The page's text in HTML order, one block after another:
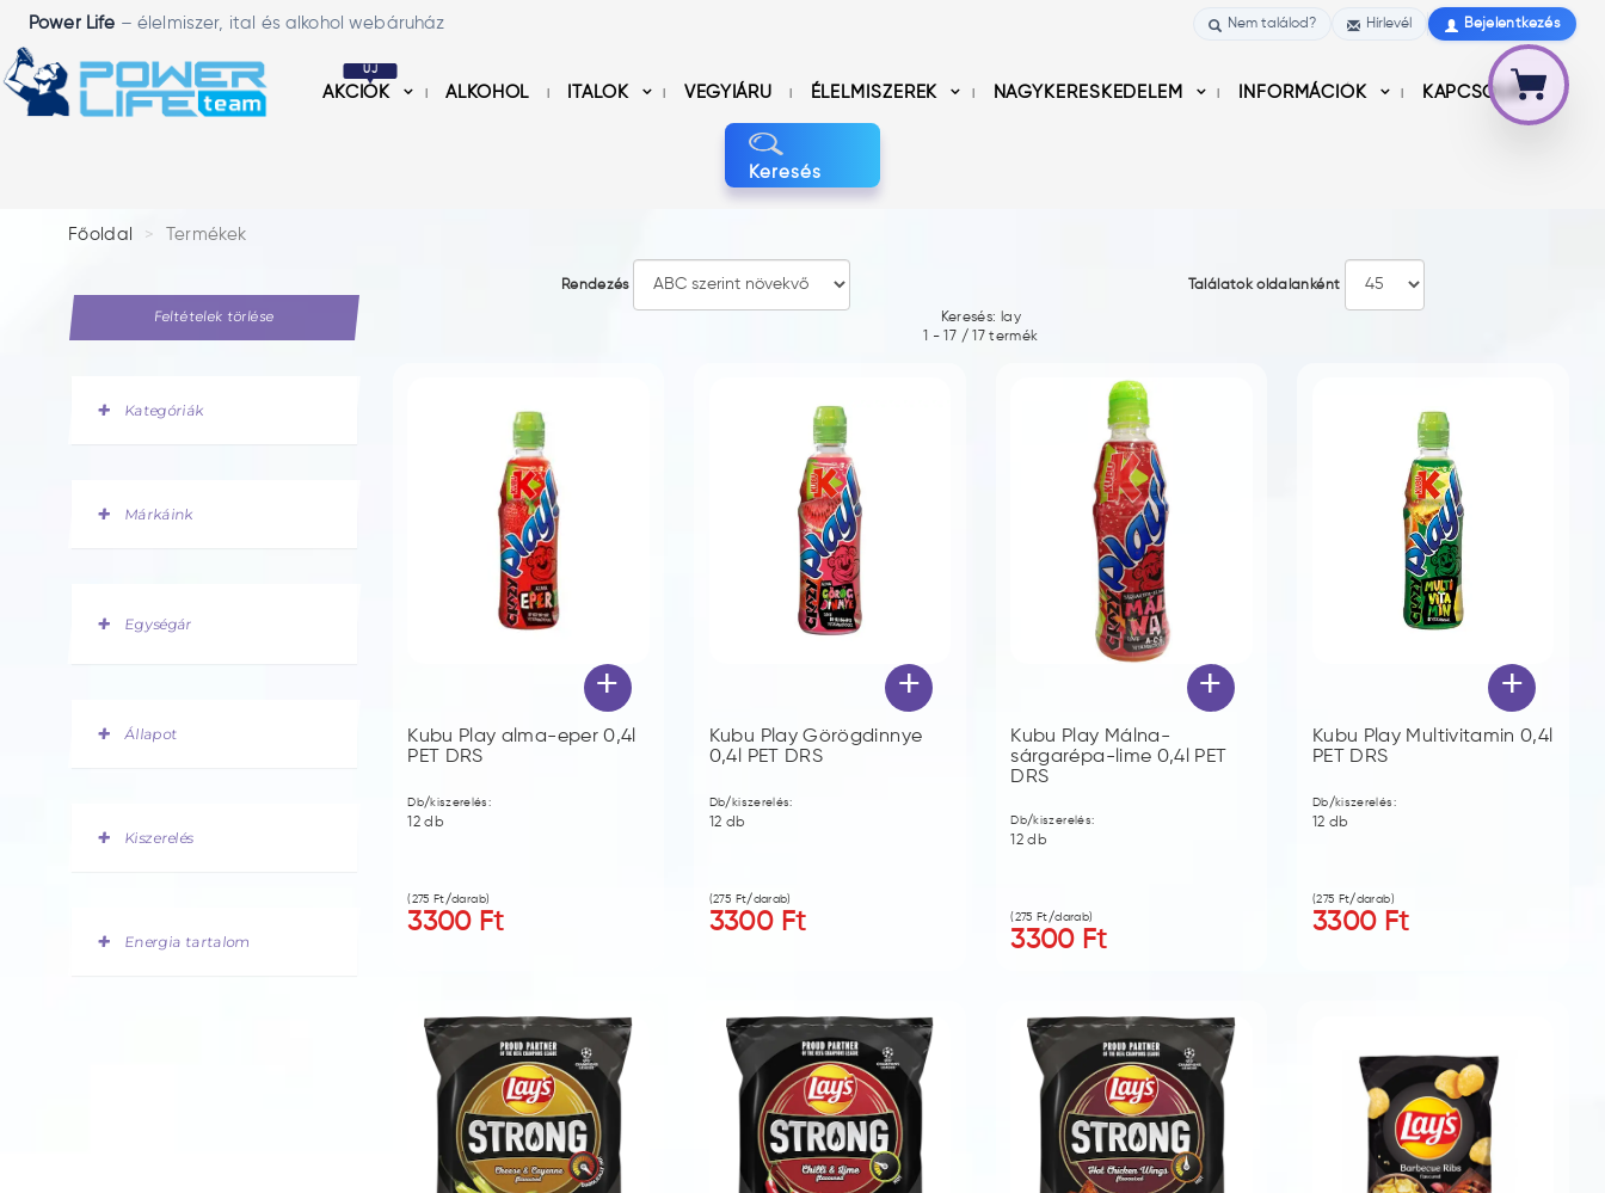
Power Life – élelmiszer, ital és alkohol webáruház Nem találod? Hírlevél Bejelentkezés
ÚJ
AKCIÓK ALKOHOL ITALOK VEGYIÁRU ÉLELMISZEREK NAGYKERESKEDELEM INFORMÁCIÓK KAPCSOLAT
Keresés
Főoldal Termékek
Feltételek törlése
Kategóriák
Márkáink
Egységár
Állapot
Kiszerelés
Energia tartalom
Rendezés Találatok oldalanként
Keresés: lay
1 -17 /17 termék
+
Kubu Play alma-eper 0,4l
PET DRS
Db/kiszerelés:
12db
( 275 Ft/darab)
3300Ft
+
Kubu Play Görögdinnye
0,4l PET DRS
Db/kiszerelés:
12 db
(275 Ft/darab)
3300Ft
+
Kubu Play Málna-
sárgarépa-lime 0,4l PET
DRS
Db/kiszerelés:
12 db
( 275 Ft/darab)
3300Ft
+
Kubu Play Multivitamin 0,4l
PET DRS
Db/kiszerelés:
12 db
(275 Ft/darab)
3300Ft